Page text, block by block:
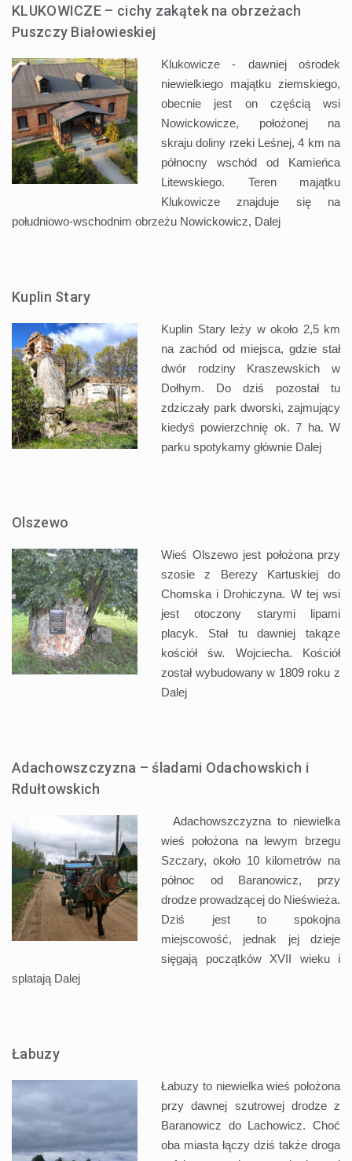
KLUKOWICZE – cichy zakątek na obrzeżach
Puszczy Białowieskiej
Klukowicze - dawniej ośrodek
niewielkiego majątku ziemskiego,
obecnie jest on częścią wsi
Nowickowicze, położonej na
skraju doliny rzeki Leśnej, 4 km na
północny wschód od Kamieńca
Litewskiego. Teren majątku
Klukowicze znajduje się na
południowo-wschodnim obrzeżu Nowickowicz, Dalej
Kuplin Stary
Kuplin Stary leży w około 2,5 km
na zachód od miejsca, gdzie stał
dwór rodziny Kraszewskich w
Dołhym. Do dziś pozostał tu
zdziczały park dworski, zajmujący
kiedyś powierzchnię ok. 7 ha. W
parku spotykamy głównie Dalej
Olszewo
Wieś Olszewo jest położona przy
szosie z Berezy Kartuskiej do
Chomska i Drohiczyna. W tej wsi
jest otoczony starymi lipami
placyk. Stał tu dawniej takąze
kościół św. Wojciecha. Kościół
został wybudowany w 1809 roku z
Dalej
Adachowszczyzna – śladami Odachowskich i
Rdułtowskich
Adachowszczyzna to niewielka
wieś położona na lewym brzegu
Szczary, około 10 kilometrów na
północ od Baranowicz, przy
drodze prowadzącej do Nieświeża.
Dziś jest to spokojna
miejscowość, jednak jej dzieje
sięgają początków XVII wieku i
splatają Dalej
Łabuzy
Łabuzy to niewielka wieś położona
przy dawnej szutrowej drodze z
Baranowicz do Lachowicz. Choć
oba miasta łączy dziś także droga